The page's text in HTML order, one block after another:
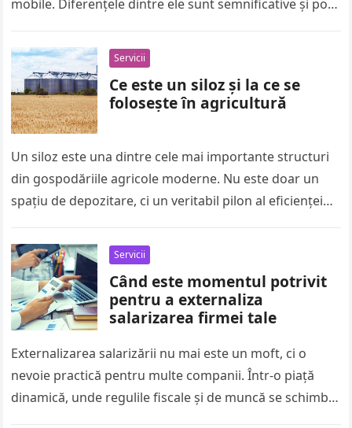
mobile. Diferențele dintre ele sunt semnificative și pot
Servicii
Ce este un siloz și la ce se
folosește în agricultură
Un siloz este una dintre cele mai importante structuri
din gospodăriile agricole moderne. Nu este doar un
spațiu de depozitare, ci un veritabil pilon al eficienței
Servicii
Când este momentul potrivit
pentru a externaliza
salarizarea firmei tale
Externalizarea salarizării nu mai este un moft, ci o
nevoie practică pentru multe companii. Într-o piață
dinamică, unde regulile fiscale și de muncă se schimbă